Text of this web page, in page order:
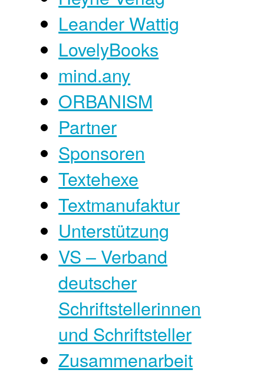
Leander Wattig
LovelyBooks
mind.any
ORBANISM
Partner
Sponsoren
Textehexe
Textmanufaktur
Unterstützung
VS – Verband
deutscher
Schriftstellerinnen
und Schriftsteller
Zusammenarbeit